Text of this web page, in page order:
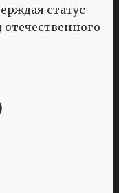
статус